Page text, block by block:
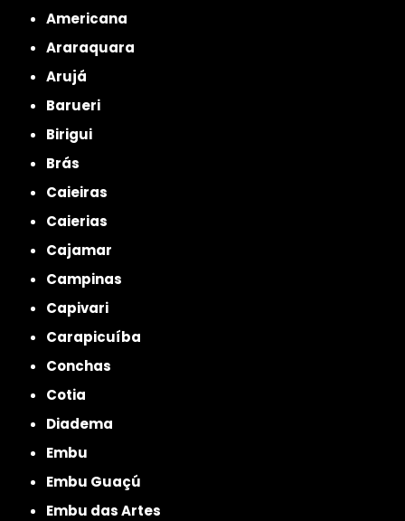
Americana
Araraquara
Arujá
Barueri
Birigui
Brás
Caieiras
Caierias
Cajamar
Campinas
Capivari
Carapicuíba
Conchas
Cotia
Diadema
Embu
Embu Guaçú
Embu das Artes